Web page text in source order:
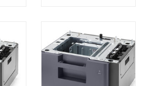
Drucken, Scannen, optional: Faxen
Farbe & s/w
A4 vom Vorlagenglas
max. 35 DIN A4-Seiten/Min. in